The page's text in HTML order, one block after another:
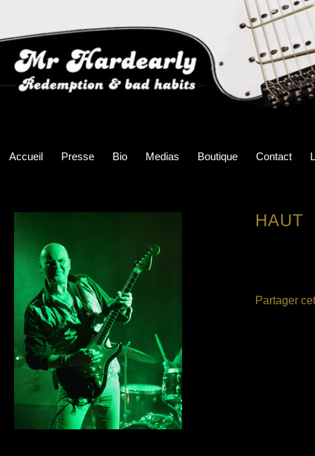
Accueil Presse Bio Medias Boutique Contact
HAUT
Partager